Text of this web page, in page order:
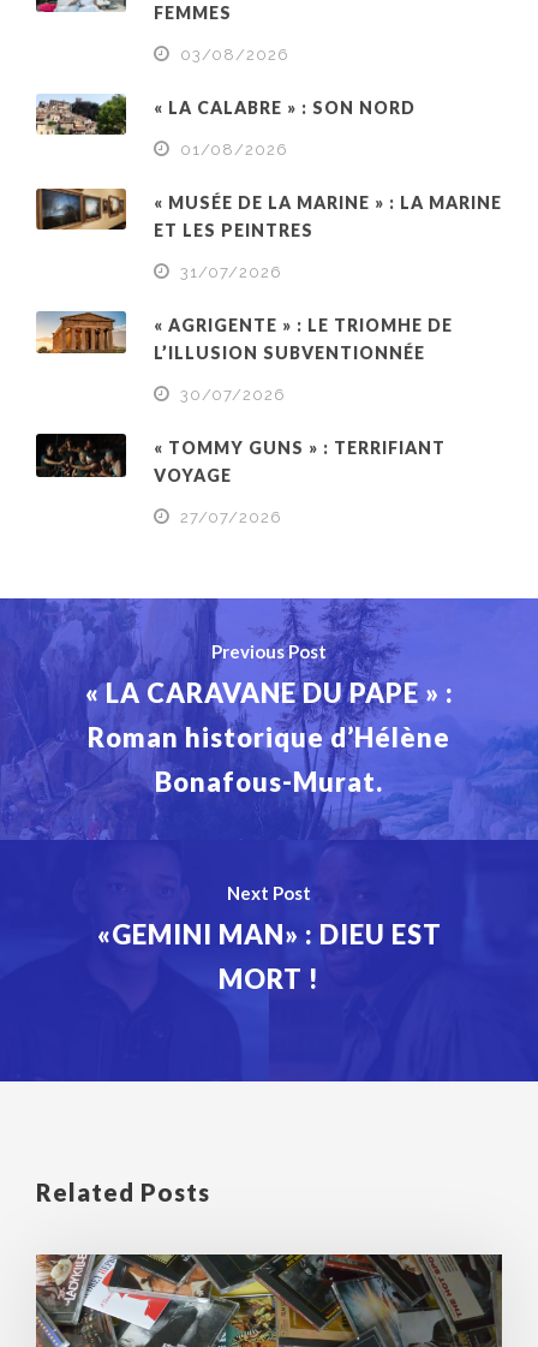
FEMMES
03/08/2026
« LA CALABRE » : SON NORD
01/08/2026
« MUSÉE DE LA MARINE » : LA MARINE
ET LES PEINTRES
31/07/2026
« AGRIGENTE » : LE TRIOMHE DE
L’ILLUSION SUBVENTIONNÉE
30/07/2026
« TOMMY GUNS » : TERRIFIANT
VOYAGE
27/07/2026
Previous Post
« LA CARAVANE DU PAPE » :
Roman historique d’Hélène
Bonafous-Murat.
Next Post
«GEMINI MAN» : DIEU EST
MORT !
Related Posts